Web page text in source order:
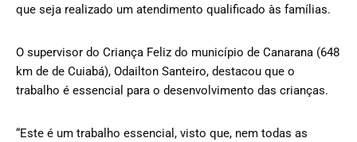
que seja realizado um atendimento qualificado às famílias.
O supervisor do Criança Feliz do município de Canarana (648
km de de Cuiabá), Odailton Santeiro, destacou que o
trabalho é essencial para o desenvolvimento das crianças.
“Este é um trabalho essencial, visto que, nem todas as